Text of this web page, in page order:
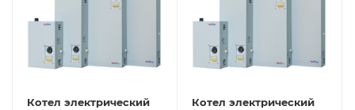
Котел электрический
Котел электрический